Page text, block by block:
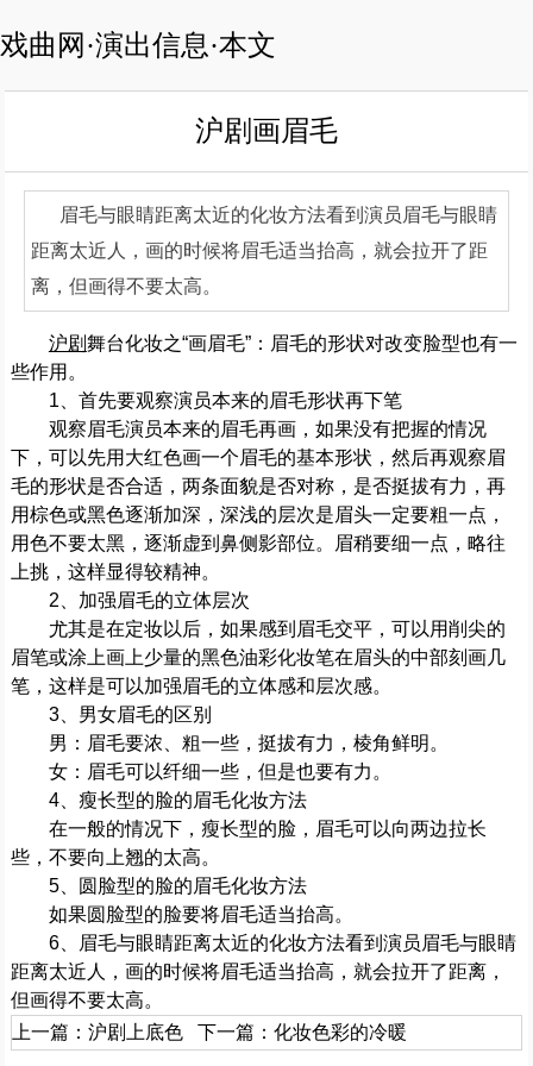
戏曲网·演出信息·本文
沪剧画眉毛
眉毛与眼睛距离太近的化妆方法看到演员眉毛与眼睛
距离太近人，画的时候将眉毛适当抬高，就会拉开了距
离，但画得不要太高。
沪剧舞台化妆之“画眉毛”：眉毛的形状对改变脸型也有一
些作用。
1、首先要观察演员本来的眉毛形状再下笔
观察眉毛演员本来的眉毛再画，如果没有把握的情况
下，可以先用大红色画一个眉毛的基本形状，然后再观察眉
毛的形状是否合适，两条面貌是否对称，是否挺拔有力，再
用棕色或黑色逐渐加深，深浅的层次是眉头一定要粗一点，
用色不要太黑，逐渐虚到鼻侧影部位。眉稍要细一点，略往
上挑，这样显得较精神。
2、加强眉毛的立体层次
尤其是在定妆以后，如果感到眉毛交平，可以用削尖的
眉笔或涂上画上少量的黑色油彩化妆笔在眉头的中部刻画几
笔，这样是可以加强眉毛的立体感和层次感。
3、男女眉毛的区别
男：眉毛要浓、粗一些，挺拔有力，棱角鲜明。
女：眉毛可以纤细一些，但是也要有力。
4、瘦长型的脸的眉毛化妆方法
在一般的情况下，瘦长型的脸，眉毛可以向两边拉长
些，不要向上翘的太高。
5、圆脸型的脸的眉毛化妆方法
如果圆脸型的脸要将眉毛适当抬高。
6、眉毛与眼睛距离太近的化妆方法看到演员眉毛与眼睛
距离太近人，画的时候将眉毛适当抬高，就会拉开了距离，
但画得不要太高。
上一篇：沪剧上底色 下一篇：化妆色彩的冷暖